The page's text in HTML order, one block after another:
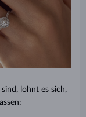
lohnt es sich,